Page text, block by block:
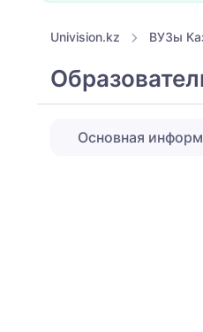
Univision.kz ВУЗы
Основная